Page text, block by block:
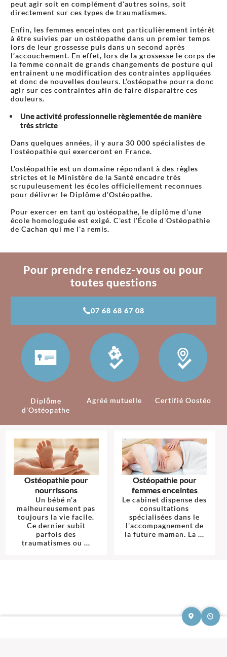
peut agir soit en complément d'autres soins, soit
directement sur ces types de traumatismes.
Enfin, les femmes enceintes ont particulièrement intérêt
à être suivies par un ostéopathe dans un premier temps
lors de leur grossesse puis dans un second après
l’accouchement. En effet, lors de la grossesse le corps de
la femme connait de grands changements de posture qui
entrainent une modification des contraintes appliquées
et donc de nouvelles douleurs. L’ostéopathe pourra donc
agir sur ces contraintes afin de faire disparaitre ces
douleurs.
Une activité professionnelle règlementée de manière
très stricte
Dans quelques années, il y aura 30 000 spécialistes de
l'ostéopathie qui exerceront en France.
L'ostéopathie est un domaine répondant à des règles
strictes et le Ministère de la Santé encadre très
scrupuleusement les écoles officiellement reconnues
pour délivrer le Diplôme d'Ostéopathe.
Pour exercer en tant qu'ostéopathe, le diplôme d'une
école homologuée est exigé. C'est l'École d'Ostéopathie
de Cachan qui me l'a remis.
Pour prendre rendez-vous ou pour
toutes questions
07 68 68 67 08
Diplôme
d'Ostéopathe
Agréé mutuelle Certifié Oostéo
Ostéopathie pour
nourrissons
Un bébé n'a
malheureusement pas
toujours la vie facile.
Ce dernier subit
parfois des
traumatismes ou ...
Ostéopathie pour
femmes enceintes
Le cabinet dispense des
consultations
spécialisées dans le
l'accompagnement de
la future maman. La ...